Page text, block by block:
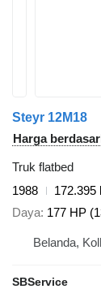
Steyr 12M18
Harga
Truk flatbed
1988
172.395
Daya 177 HP
Belanda,
SBService